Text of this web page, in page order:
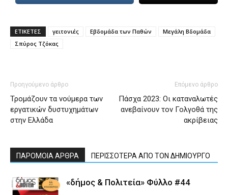
ΕΤΙΚΕΤΕΣ γειτονιές Εβδομάδα των Παθών
Μεγάλη Βδομάδα
Σπύρος Τζόκας
Προηγούμενο άρθρο
Τρομάζουν τα νούμερα των
εργατικών δυστυχημάτων
στην Ελλάδα
Επόμενο άρθρο
Πάσχα 2023: Οι καταναλωτές
ανεβαίνουν τον Γολγοθά της
ακρίβειας
ΠΑΡΟΜΟΙΑ ΑΡΘΡΑ ΠΕΡΙΣΣΟΤΕΡΑ ΑΠΟ ΤΟΝ ΔΗΜΙΟΥΡΓΟ
«δήμος & Πολιτεία» Φύλλο #44